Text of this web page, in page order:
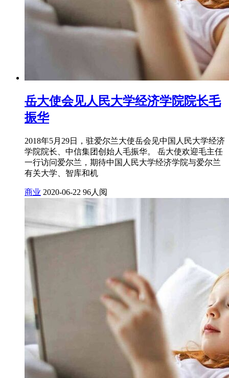
岳大使会见人民大学经济学院院长毛
振华
2018年5月29日，驻爱尔兰大使岳会见中国人民大学经济
学院院长、中信集团创始人毛振华。 岳大使欢迎毛主任
一行访问爱尔兰，期待中国人民大学经济学院与爱尔兰
有关大学、智库和机
商业 2020-06-22 96人阅